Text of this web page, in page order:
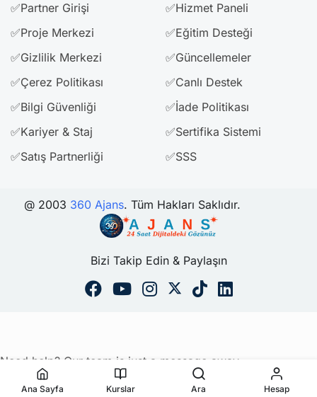
✅Partner Girişi
✅Proje Merkezi
✅Gizlilik Merkezi
✅Çerez Politikası
✅Bilgi Güvenliği
✅Kariyer & Staj
✅Satış Partnerliği
✅Hizmet Paneli
✅Eğitim Desteği
✅Güncellemeler
✅Canlı Destek
✅İade Politikası
✅Sertifika Sistemi
✅SSS
@ 2003 360 Ajans. Tüm Hakları Saklıdır.
Bizi Takip Edin & Paylaşın
Need help? Our team is just a message away
Ana Sayfa Kurslar Ara Hesap